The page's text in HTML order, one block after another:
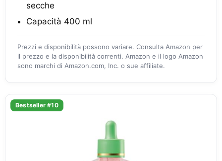
secche
Capacità 400 ml
Prezzi e disponibilità possono variare. Consulta Amazon per
il prezzo e la disponibilità correnti. Amazon e il logo Amazon
sono marchi di Amazon.com, Inc. o sue affiliate.
Bestseller #10